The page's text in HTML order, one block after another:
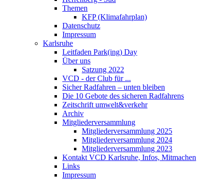
Themen
KFP (Klimafahrplan)
Datenschutz
Impressum
Karlsruhe
Leitfaden Park(ing) Day
Über uns
Satzung 2022
VCD - der Club für ...
Sicher Radfahren – unten bleiben
Die 10 Gebote des sicheren Radfahrens
Zeitschrift umwelt&verkehr
Archiv
Mitgliederversammlung
Mitgliederversammlung 2025
Mitgliederversammlung 2024
Mitgliederversammlung 2023
Kontakt VCD Karlsruhe, Infos, Mitmachen
Links
Impressum